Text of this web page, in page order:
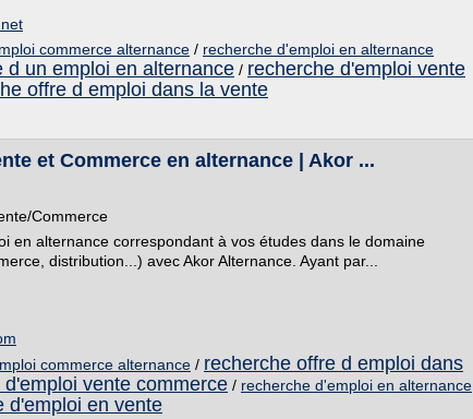
commerce alternance / recherche d'emploi en alternance
d un emploi en alternance / recherche d'emploi vente
offre d emploi dans la vente
et Commerce en alternance | Akor ...
Commerce
en alternance correspondant à vos études dans le domaine
distribution...) avec Akor Alternance. Ayant par...
commerce alternance / recherche offre d emploi dans
d'emploi vente commerce / recherche d'emploi en alternance
d'emploi en vente